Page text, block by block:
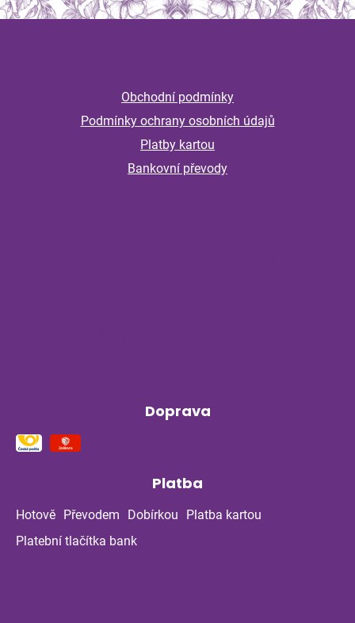
Z
Obchodní podmínky
Podmínky ochrany osobních údajů
Platby kartou
Bankovní převody
Doprava
Platba
Hotově Převodem Dobírkou
Platba kartou
Platební tlačítka bank